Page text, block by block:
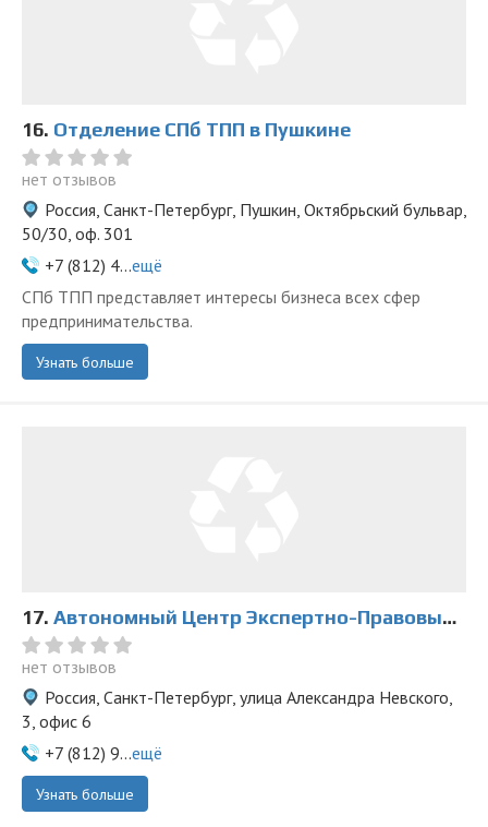
16. Отделение СПб ТПП в Пушкине
нет отзывов
Россия, Санкт-Петербург, Пушкин, Октябрьский бульвар,
50/30, оф. 301
+7 (812) 4...ещё
СПб ТПП представляет интересы бизнеса всех сфер
предпринимательства.
Узнать больше
17. Автономный Центр Экспертно-Правовых Исследований
нет отзывов
Россия, Санкт-Петербург, улица Александра Невского,
3, офис 6
+7 (812) 9...ещё
Узнать больше